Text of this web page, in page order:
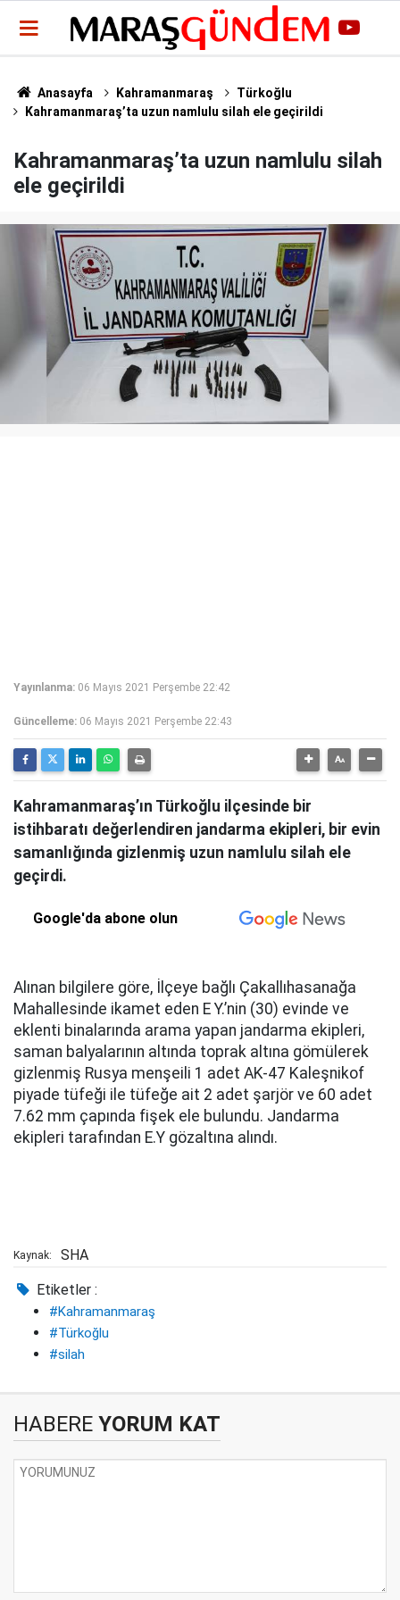
Anasayfa Kahramanmaraş
Türkoğlu
Kahramanmaraş’ta uzun namlulu silah ele geçirildi
Kahramanmaraş’ta uzun namlulu silah
ele geçirildi
Yayınlanma: 06 Mayıs 2021 Perşembe 22:42
Güncelleme: 06 Mayıs 2021 Perşembe 22:43
Kahramanmaraş’ın Türkoğlu ilçesinde bir
istihbaratı değerlendiren jandarma ekipleri, bir evin
samanlığında gizlenmiş uzun namlulu silah ele
geçirdi.
Google'da abone olun
Alınan bilgilere göre, İlçeye bağlı Çakallıhasanağa
Mahallesinde ikamet eden E Y.’nin (30) evinde ve
eklenti binalarında arama yapan jandarma ekipleri,
saman balyalarının altında toprak altına gömülerek
gizlenmiş Rusya menşeili 1 adet AK-47 Kaleşnikof
piyade tüfeği ile tüfeğe ait 2 adet şarjör ve 60 adet
7.62 mm çapında fişek ele bulundu. Jandarma
ekipleri tarafından E.Y gözaltına alındı.
Kaynak: SHA
Etiketler :
#Kahramanmaraş
#Türkoğlu
#silah
HABERE YORUM KAT